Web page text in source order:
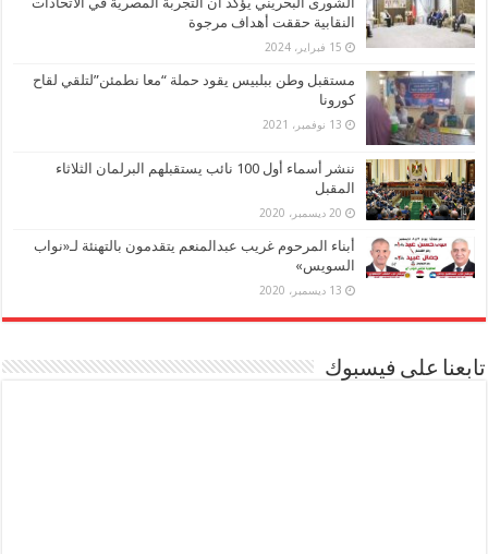
النقابية حققت أهداف مرجوة
15 فبراير، 2024
مستقبل وطن ببلبيس يقود حملة “معا نطمئن”لتلقي لقاح
كورونا
13 نوفمبر، 2021
ننشر أسماء أول 100 نائب يستقبلهم البرلمان الثلاثاء
المقبل
20 ديسمبر، 2020
أبناء المرحوم غريب عبدالمنعم يتقدمون بالتهنئة لـ«نواب
السويس»
13 ديسمبر، 2020
تابعنا على فيسبوك